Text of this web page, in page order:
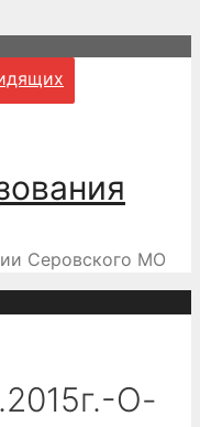
Серовского МО
О-